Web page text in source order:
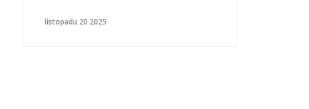
pokožky.
listopadu 20 2025